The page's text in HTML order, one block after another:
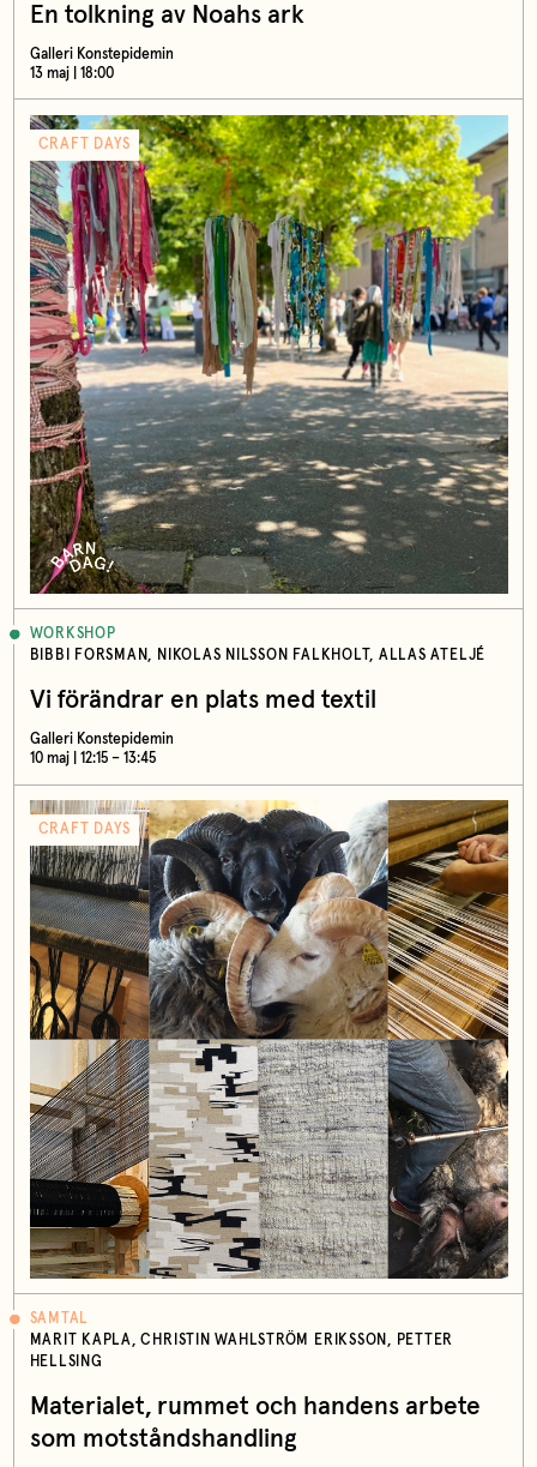
En tolkning av Noahs ark
Galleri Konstepidemin
13 maj | 18:00
CRAFT DAYS
WORKSHOP
BIBBI FORSMAN, NIKOLAS NILSSON FALKHOLT, ALLAS ATELJÉ
Vi förändrar en plats med textil
Galleri Konstepidemin
10 maj | 12:15 – 13:45
CRAFT DAYS
SAMTAL
MARIT KAPLA, CHRISTIN WAHLSTRÖM ERIKSSON, PETTER
HELLSING
Materialet, rummet och handens arbete
som motståndshandling